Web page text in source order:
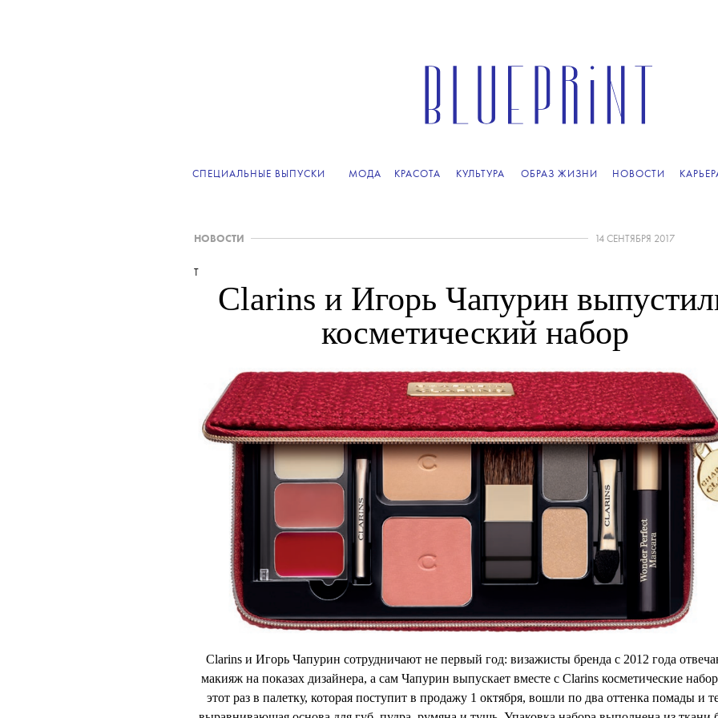
СПЕЦИАЛЬНЫЕ ВЫПУСКИ МОДА КРАСОТА КУЛЬТУРА ОБРАЗ ЖИЗНИ НОВОСТИ
НОВОСТИ 14 СЕНТЯБРЯ 2017
Clarins и Игорь Чапурин
косметический набор